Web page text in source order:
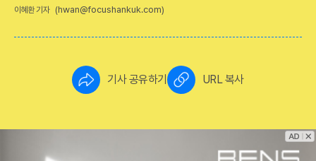
이혜환 기자 (hwan@focushankuk.com)
기사 공유하기 URL 복사